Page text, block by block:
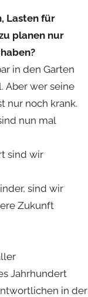
Lasten für
planen nur
in den Garten
Aber wer seine
nur noch krank.
nun mal
sind wir
sind wir
Zukunft
Jahrhundert
in der